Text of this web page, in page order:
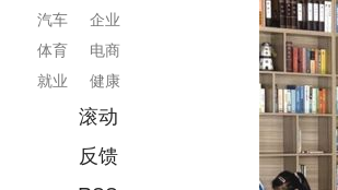
企业
电商
健康
汽车
体育
就业
滚动
反馈